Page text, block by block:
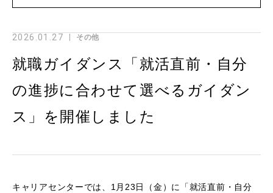
2026.01.27 その他
就職ガイダンス「就活直前・自分
の進捗に合わせて選べるガイダン
ス」を開催しました
キャリアセンターでは、1月23日（金）に「就活直前・自分